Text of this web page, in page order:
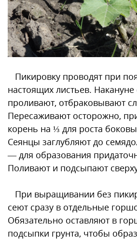
Пикировку проводят при
настоящих листьев.
проливают, отбраковывают
Пересаживают осторожно,
корень на ⅓ для роста
Сеянцы заглубляют до
— для образования
Поливают и подсыпают
При выращивании без
сеют сразу в отдельные
Обязательно оставляют в
подсыпки грунта, чтобы